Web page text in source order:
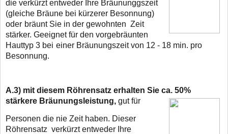
die verkürzt entweder Ihre Bräununggszeit
(gleiche Bräune bei kürzerer Besonnung)
oder bräunt Sie in der gewohnten Zeit
stärker. Geeignet für den vorgebräunten
Hauttyp 3 bei einer Bräunungszeit von 12 - 18 min. pro
Besonnung.
A.3) mit diesem Röhrensatz erhalten Sie ca. 50%
stärkere Bräunungsleistung, gut für
Personen die nie Zeit haben. Dieser
Röhrensatz verkürzt entweder Ihre